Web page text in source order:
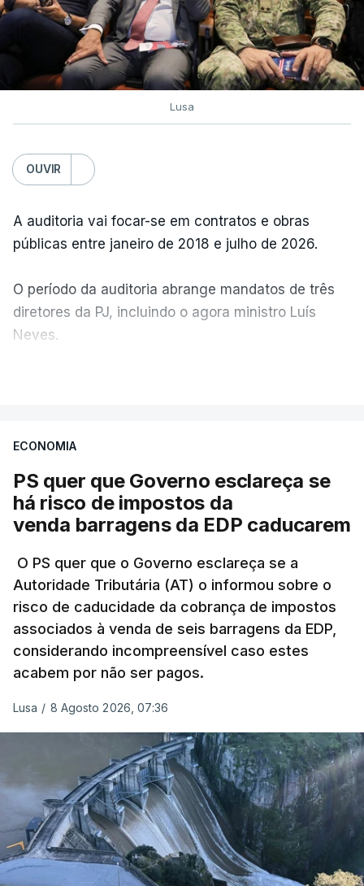
Lusa
OUVIR
A auditoria vai focar-se em contratos e obras
públicas entre janeiro de 2018 e julho de 2026.
O período da auditoria abrange mandatos de três
diretores da PJ, incluindo o agora ministro Luís
Neves.
Não há prazos fixados para a conclusão desta
avaliação à Polícia Judiciária.
Do início da polémica com a revelação de obras a
título pessoal, numa propriedade no Alentejo, feitas
pelo mesmo empreiteiro contratado 17 vezes para
obras na Polícia Judiciária (PJ) até aos últimos dias,
em que até do Governo surgiram ordens para mais
inquéritos e averiguações aos seus mandatos à
frente da polícia criminal, Luís Neves está há
praticamente um mês sem sair do topo das
ARTIGOS RELACIONADOS
Nova polémica com Luís
Neves. Ministro nega
favorecimento a construtora
ECONOMIA
PS quer que Governo esclareça se
há risco de impostos da
venda barragens da EDP caducarem
O PS quer que o Governo esclareça se a
Autoridade Tributária (AT) o informou sobre o
risco de caducidade da cobrança de impostos
associados à venda de seis barragens da EDP,
considerando incompreensível caso estes
acabem por não ser pagos.
Lusa / 8 Agosto 2026, 07:36